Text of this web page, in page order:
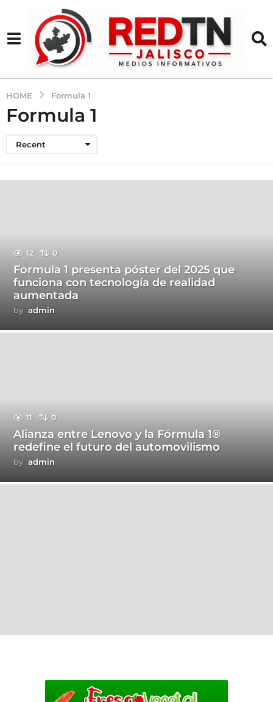
HOME Formula 1
Formula 1
Recent
12 0
Formula 1 presenta póster del 2025 que
funciona con tecnología de realidad
aumentada
by admin
11 0
Alianza entre Lenovo y la Fórmula 1®
redefine el futuro del automovilismo
by admin